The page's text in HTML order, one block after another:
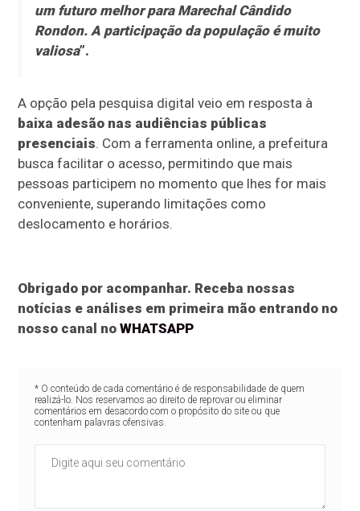
um futuro melhor para Marechal Cândido
Rondon. A participação da população é muito
valiosa”.
A opção pela pesquisa digital veio em resposta à
baixa adesão nas audiências públicas
presenciais. Com a ferramenta online, a prefeitura
busca facilitar o acesso, permitindo que mais
pessoas participem no momento que lhes for mais
conveniente, superando limitações como
deslocamento e horários.
Obrigado por acompanhar. Receba nossas
notícias e análises em primeira mão entrando no
nosso canal noWHATSAPP
* O conteúdo de cada comentário é de responsabilidade de quem
realizá-lo. Nos reservamos ao direito de reprovar ou eliminar
comentários em desacordo com o propósito do site ou que
contenham palavras ofensivas.